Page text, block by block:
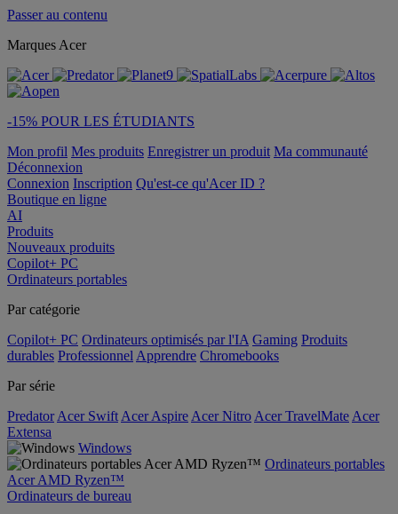
Passer au contenu
Marques Acer
-15% POUR LES ÉTUDIANTS
Mon profil Mes produits Enregistrer un produit Ma communauté
Déconnexion
Connexion Inscription Qu'est-ce qu'Acer ID ?
Boutique en ligne
AI
Produits
Nouveaux produits
Copilot+ PC
Ordinateurs portables
Par catégorie
Copilot+ PC Ordinateurs optimisés par l'IA Gaming Produits
durables Professionnel Apprendre Chromebooks
Par série
Predator Acer Swift Acer Aspire Acer Nitro Acer TravelMate Acer
Extensa
Windows
Ordinateurs portables
Acer AMD Ryzen™
Ordinateurs de bureau